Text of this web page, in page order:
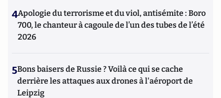
4Apologie du terrorisme et du viol, antisémite : Boro
700, le chanteur à cagoule de l’un des tubes de l’été
2026
5Bons baisers de Russie ? Voilà ce qui se cache
derrière les attaques aux drones à l'aéroport de
Leipzig